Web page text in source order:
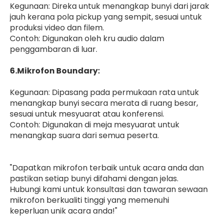
Kegunaan: Direka untuk menangkap bunyi dari jarak
jauh kerana pola pickup yang sempit, sesuai untuk
produksi video dan filem.
Contoh: Digunakan oleh kru audio dalam
penggambaran di luar.
6.Mikrofon Boundary:
Kegunaan: Dipasang pada permukaan rata untuk
menangkap bunyi secara merata di ruang besar,
sesuai untuk mesyuarat atau konferensi.
Contoh: Digunakan di meja mesyuarat untuk
menangkap suara dari semua peserta.
"Dapatkan mikrofon terbaik untuk acara anda dan
pastikan setiap bunyi difahami dengan jelas.
Hubungi kami untuk konsultasi dan tawaran sewaan
mikrofon berkualiti tinggi yang memenuhi
keperluan unik acara anda!"